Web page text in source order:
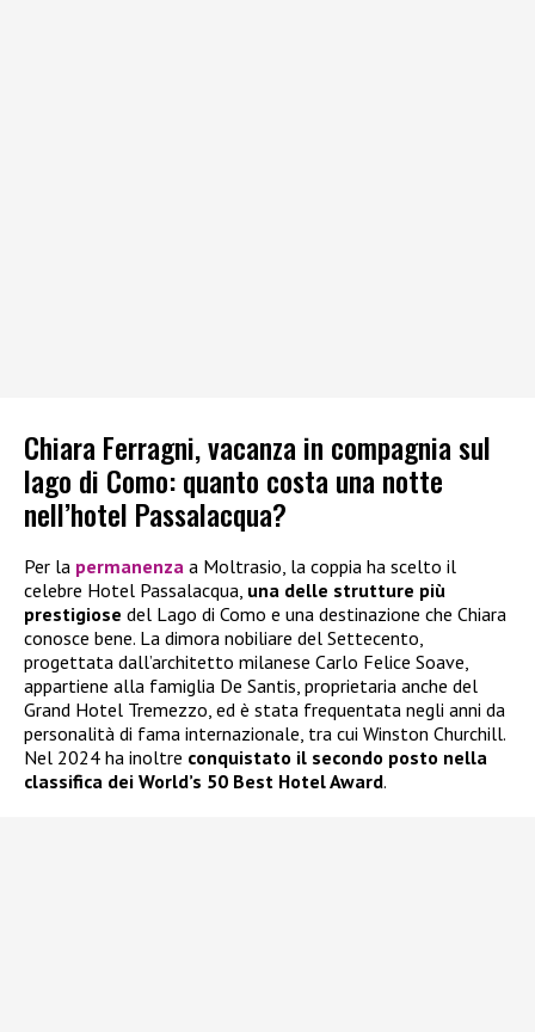
Chiara Ferragni, vacanza in compagnia sul
lago di Como: quanto costa una notte
nell’hotel Passalacqua?
Per la permanenza a Moltrasio, la coppia ha scelto il
celebre Hotel Passalacqua, una delle strutture più
prestigiose del Lago di Como e una destinazione che Chiara
conosce bene. La dimora nobiliare del Settecento,
progettata dall’architetto milanese Carlo Felice Soave,
appartiene alla famiglia De Santis, proprietaria anche del
Grand Hotel Tremezzo, ed è stata frequentata negli anni da
personalità di fama internazionale, tra cui Winston Churchill.
Nel 2024 ha inoltre conquistato il secondo posto nella
classifica dei World’s 50 Best Hotel Award.